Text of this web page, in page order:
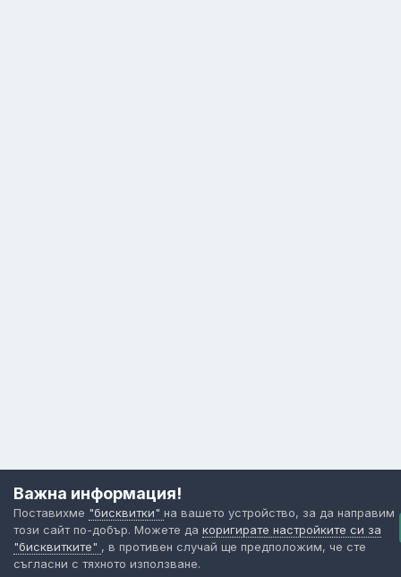
Важна информация!
Поставихме "бисквитки" на вашето устройство, за да направим
този сайт по-добър. Можете да коригирате настройките си за
"бисквитките" , в противен случай ще предположим, че сте
съгласни с тяхното използване.